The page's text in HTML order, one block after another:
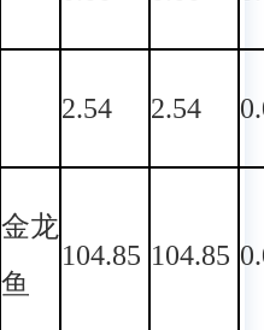
2.54 2.54
金龙
鱼
104.85 104.85